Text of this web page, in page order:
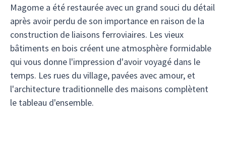
Magome a été restaurée avec un grand souci du détail
après avoir perdu de son importance en raison de la
construction de liaisons ferroviaires. Les vieux
bâtiments en bois créent une atmosphère formidable
qui vous donne l'impression d'avoir voyagé dans le
temps. Les rues du village, pavées avec amour, et
l'architecture traditionnelle des maisons complètent
le tableau d'ensemble.